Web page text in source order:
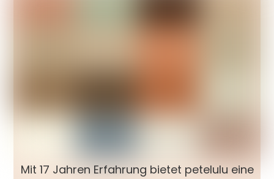
Mit 17 Jahren Erfahrung bietet petelulu eine